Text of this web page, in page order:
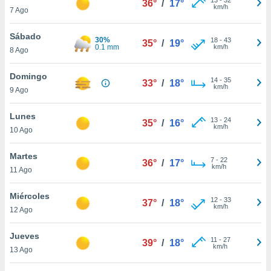
más
nuestra
y
de
disponible
cookies
aceptar
7 Ago
36° / 17°
km/h
Sábado
8 Ago
30%
0.1 mm
35° / 19° 18- 43
km/h
Domingo
9 Ago
33° / 18° 14- 35
km/h
Lunes
10 Ago
35° / 16° 13- 24
km/h
Martes
11 Ago
36° / 17° 7- 22
km/h
Miércoles
12 Ago
37° / 18° 12- 33
km/h
Jueves
13 Ago
39° / 18° 11 - 27
km/h